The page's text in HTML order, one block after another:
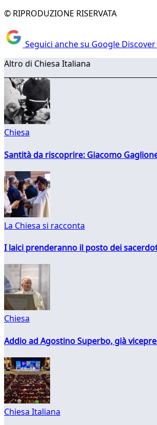
© RIPRODUZIONE RISERVATA
Seguici anche su Google
Altro di Chiesa Italiana
Chiesa
Santità da riscoprire: Giacomo
La Chiesa si racconta
I laici prenderanno il posto dei
Chiesa
Addio ad Agostino Superbo, già
Chiesa Italiana